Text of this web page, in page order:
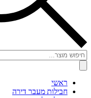
Products
search
ראשי
חבילות מעבר דירה